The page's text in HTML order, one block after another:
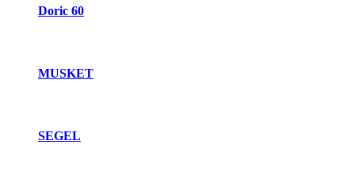
Doric 60
MUSKET
SEGEL